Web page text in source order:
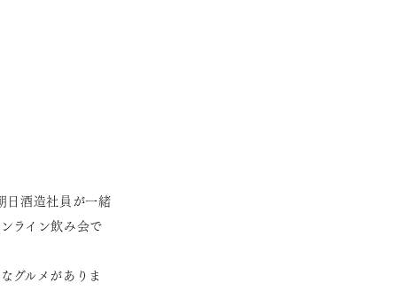
日酒造社員が一緒
ライン飲み会で
グルメがありま